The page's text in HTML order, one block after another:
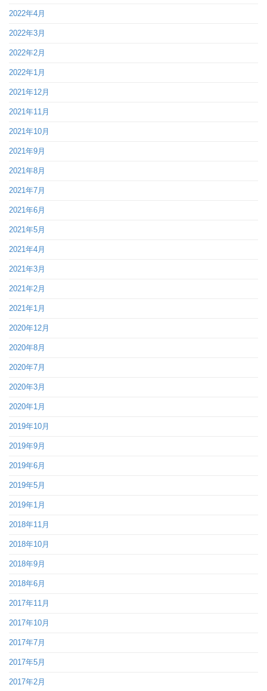
2022年4月
2022年3月
2022年2月
2022年1月
2021年12月
2021年11月
2021年10月
2021年9月
2021年8月
2021年7月
2021年6月
2021年5月
2021年4月
2021年3月
2021年2月
2021年1月
2020年12月
2020年8月
2020年7月
2020年3月
2020年1月
2019年10月
2019年9月
2019年6月
2019年5月
2019年1月
2018年11月
2018年10月
2018年9月
2018年6月
2017年11月
2017年10月
2017年7月
2017年5月
2017年2月